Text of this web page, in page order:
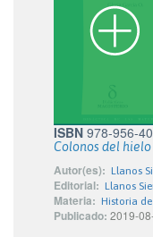
ISBN 978-956-
Colonos del hielo
Autor(es): Llanos
Editorial: Llanos
Materia: Historia
Publicado: 2019-